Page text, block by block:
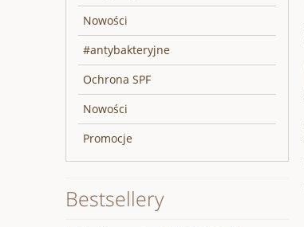
Nowości
#antybakteryjne
Ochrona SPF
Nowości
Promocje
Bestsellery